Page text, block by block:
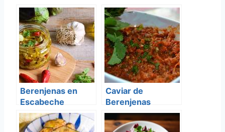
Berenjenas en
Escabeche
Caviar de
Berenjenas